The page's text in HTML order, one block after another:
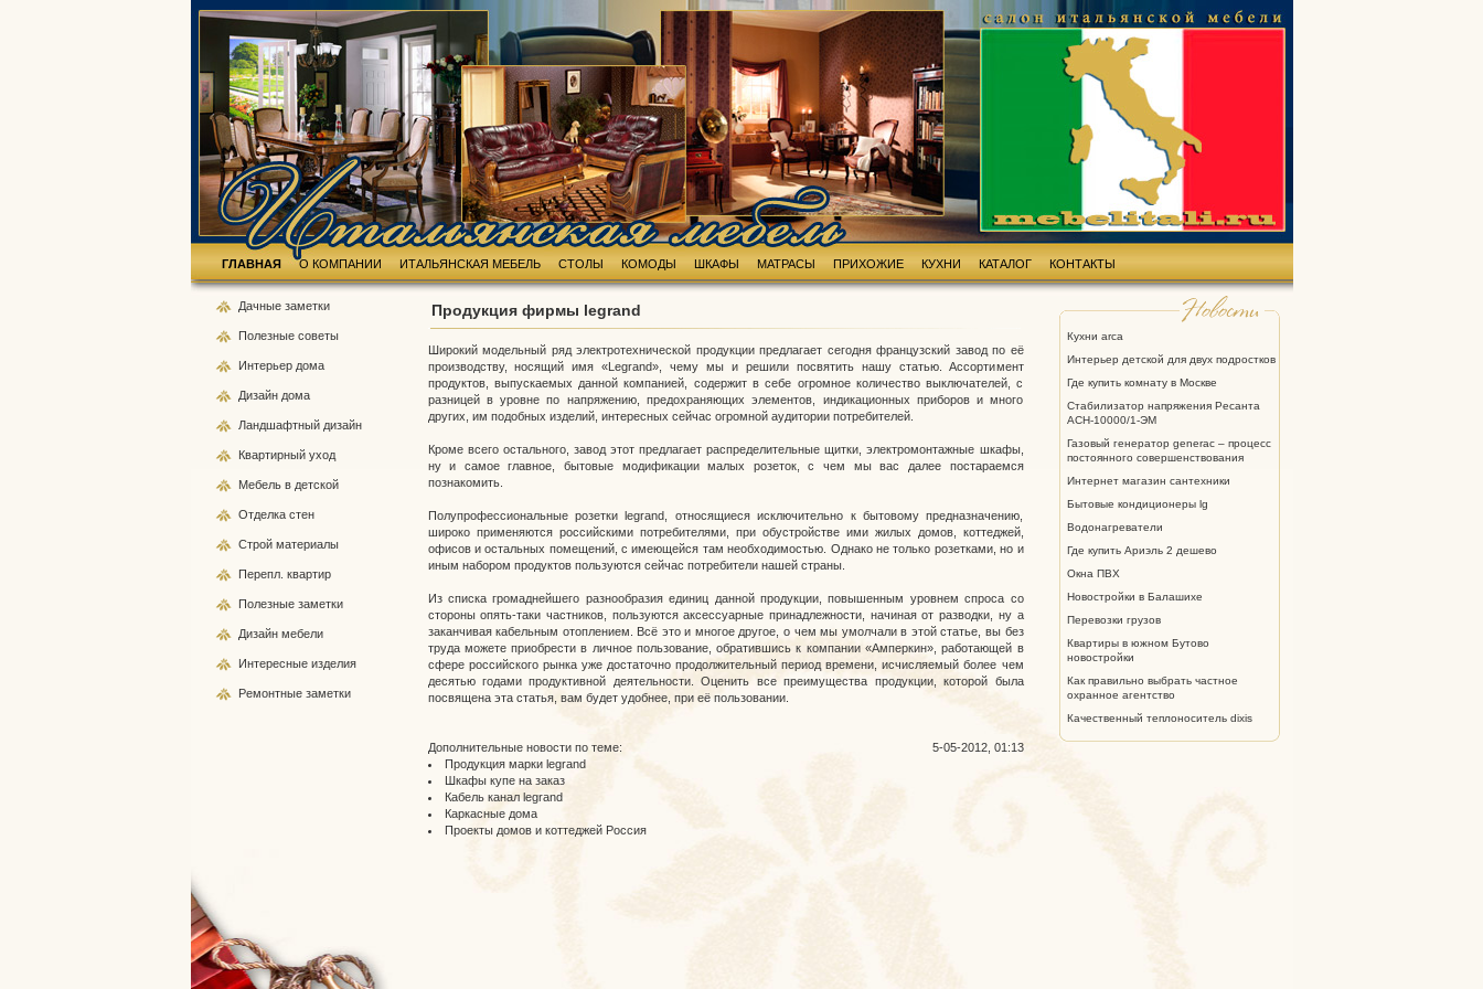
Продукция фирмы legrand
Широкий модельный ряд электротехнической продукции предлагает сегодня французский завод по её
производству, носящий имя «Legrand», чему мы и решили посвятить нашу статью. Ассортимент
продуктов, выпускаемых данной компанией, содержит в себе огромное количество выключателей, с
разницей в уровне по напряжению, предохраняющих элементов, индикационных приборов и много
других, им подобных изделий, интересных сейчас огромной аудитории потребителей.
Кроме всего остального, завод этот предлагает распределительные щитки, электромонтажные шкафы,
ну и самое главное, бытовые модификации малых розеток, с чем мы вас далее постараемся
познакомить.
Полупрофессиональные розетки legrand, относящиеся исключительно к бытовому предназначению,
широко применяются российскими потребителями, при обустройстве ими жилых домов, коттеджей,
офисов и остальных помещений, с имеющейся там необходимостью. Однако не только розетками, но и
иным набором продуктов пользуются сейчас потребители нашей страны.
Из списка громаднейшего разнообразия единиц данной продукции, повышенным уровнем спроса со
стороны опять-таки частников, пользуются аксессуарные принадлежности, начиная от разводки, ну а
заканчивая кабельным отоплением. Всё это и многое другое, о чем мы умолчали в этой статье, вы без
труда можете приобрести в личное пользование, обратившись к компании «Амперкин», работающей в
сфере российского рынка уже достаточно продолжительный период времени, исчисляемый более чем
десятью годами продуктивной деятельности. Оценить все преимущества продукции, которой была
посвящена эта статья, вам будет удобнее, при её пользовании.
5-05-2012, 01:13
Дополнительные новости по теме:
Продукция марки legrand
Шкафы купе на заказ
Кабель канал legrand
Каркасные дома
Проекты домов и коттеджей Россия
Дачные заметки
Полезные советы
Интерьер дома
Дизайн дома
Ландшафтный дизайн
Квартирный уход
Мебель в детской
Отделка стен
Строй материалы
Перепл. квартир
Полезные заметки
Дизайн мебели
Интересные изделия
Ремонтные заметки
Кухни arca
Интерьер детской для двух подростков
Где купить комнату в Москве
Стабилизатор напряжения Ресанта
АСН-10000/1-ЭМ
Газовый генератор generac – процесс
постоянного совершенствования
Интернет магазин сантехники
Бытовые кондиционеры lg
Водонагреватели
Где купить Ариэль 2 дешево
Окна ПВХ
Новостройки в Балашихе
Перевозки грузов
Квартиры в южном Бутово
новостройки
Как правильно выбрать частное
охранное агентство
Качественный теплоноситель dixis
ГЛАВНАЯ О КОМПАНИИ ИТАЛЬЯНСКАЯ МЕБЕЛЬ СТОЛЫ КОМОДЫ ШКАФЫ МАТРАСЫ ПРИХОЖИЕ КУХНИ КАТАЛОГ КОНТАКТЫ